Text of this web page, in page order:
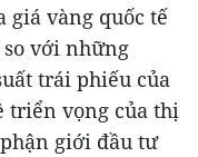
giá vàng quốc tế
so với những
trái phiếu của
triển vọng của thị
giới đầu tư